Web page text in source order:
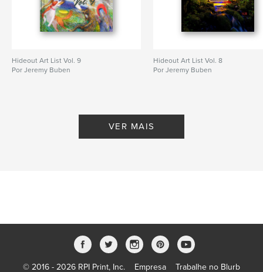
Hideout Art List Vol. 9
Por Jeremy Buben
Hideout Art List Vol. 8
Por Jeremy Buben
VER MAIS
© 2016 - 2026 RPI Print, Inc. Empresa Trabalhe no Blurb